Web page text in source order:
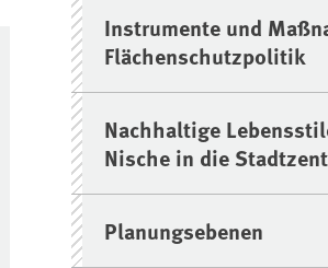
Instrumente und
Flächenschutzpolitik
Nachhaltige
Nische in die
Planungsebenen